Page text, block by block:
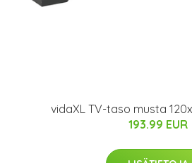
vidaXL TV-taso musta
193.99 EUR